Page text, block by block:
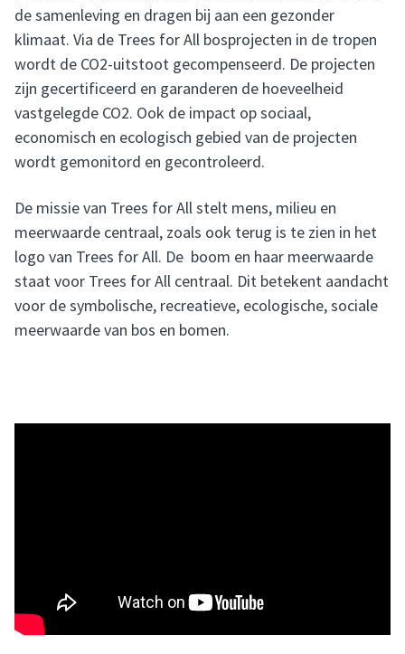
de samenleving en dragen bij aan een gezonder
klimaat. Via de Trees for All bosprojecten in de tropen
wordt de CO2-uitstoot gecompenseerd. De projecten
zijn gecertificeerd en garanderen de hoeveelheid
vastgelegde CO2. Ook de impact op sociaal,
economisch en ecologisch gebied van de projecten
wordt gemonitord en gecontroleerd.
De missie van Trees for All stelt mens, milieu en
meerwaarde centraal, zoals ook terug is te zien in het
logo van Trees for All. De boom en haar meerwaarde
staat voor Trees for All centraal. Dit betekent aandacht
voor de symbolische, recreatieve, ecologische, sociale
meerwaarde van bos en bomen.